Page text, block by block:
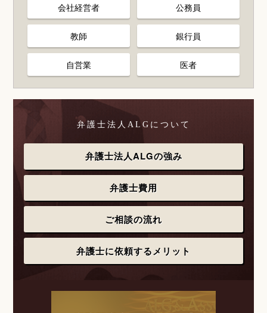
会社経営者 公務員
教師 銀行員
自営業 医者
弁護士法人ALGについて
弁護士法人ALGの強み
弁護士費用
ご相談の流れ
弁護士に依頼するメリット